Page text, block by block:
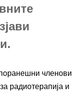
членови
радиотерапија и